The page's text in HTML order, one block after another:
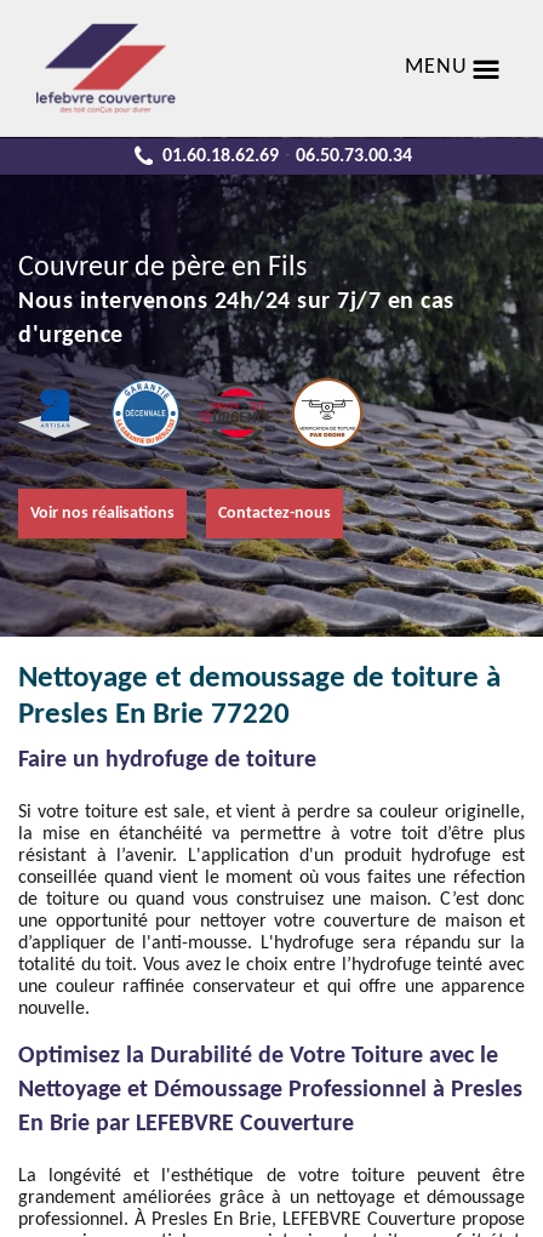
MENU
01.60.18.62.69 - 06.50.73.00.34
Couvreur de père en Fils
Nous intervenons 24h/24 sur 7j/7 en cas
d'urgence
Voir nos réalisations Contactez-nous
Nettoyage et demoussage de toiture à
Presles En Brie 77220
Faire un hydrofuge de toiture
Si votre toiture est sale, et vient à perdre sa couleur originelle,
la mise en étanchéité va permettre à votre toit d’être plus
résistant à l’avenir. L'application d'un produit hydrofuge est
conseillée quand vient le moment où vous faites une réfection
de toiture ou quand vous construisez une maison. C’est donc
une opportunité pour nettoyer votre couverture de maison et
d’appliquer de l'anti-mousse. L'hydrofuge sera répandu sur la
totalité du toit. Vous avez le choix entre l’hydrofuge teinté avec
une couleur raffinée conservateur et qui offre une apparence
nouvelle.
Optimisez la Durabilité de Votre Toiture avec le
Nettoyage et Démoussage Professionnel à Presles
En Brie par LEFEBVRE Couverture
La longévité et l'esthétique de votre toiture peuvent être
grandement améliorées grâce à un nettoyage et démoussage
professionnel. À Presles En Brie, LEFEBVRE Couverture propose